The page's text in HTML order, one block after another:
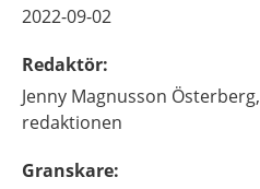
2022-09-02
Redaktör:
Jenny Magnusson Österberg,
redaktionen
Granskare: